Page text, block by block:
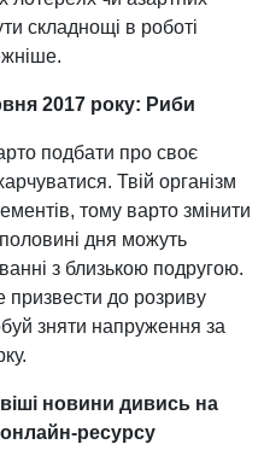
складнощі в роботі
2017 року: Риби
подбати про своє
Твій організм
тому варто змінити
дня можуть
з близькою подругою.
призвести до розриву
зняти напруження за
новини дивись на
онлайн-ресурсу